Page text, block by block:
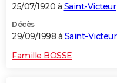
25/07/1920 à Saint-Victeur
Décès
29/09/1998 à Saint-Victeur
Famille BOSSE